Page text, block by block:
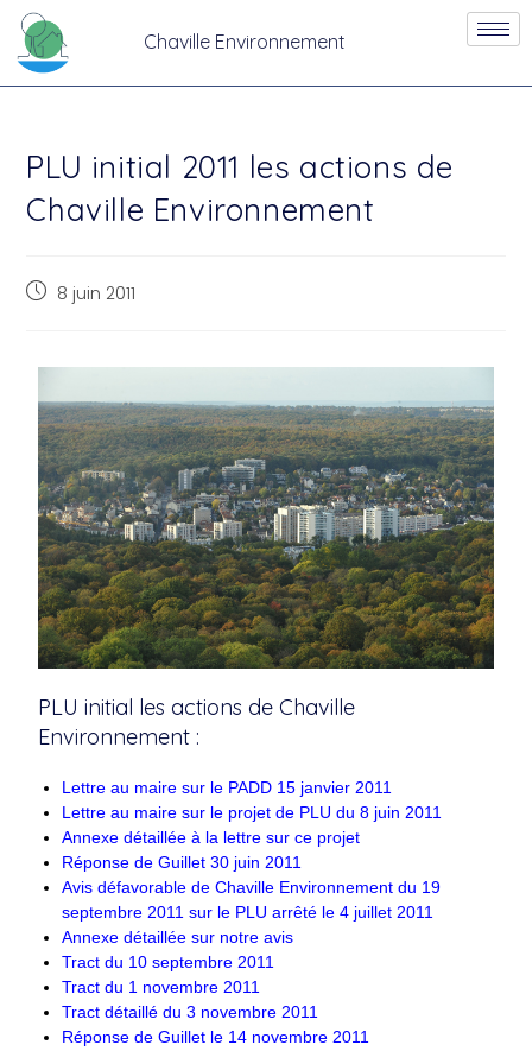
Chaville Environnement
PLU initial 2011 les actions de
Chaville Environnement
8 juin 2011
PLU initial les actions de Chaville
Environnement :
Lettre au maire sur le PADD 15 janvier 2011
Lettre au maire sur le projet de PLU du 8 juin 2011
Annexe détaillée à la lettre sur ce projet
Réponse de Guillet 30 juin 2011
Avis défavorable de Chaville Environnement du 19
septembre 2011 sur le PLU arrêté le 4 juillet 2011
Annexe détaillée sur notre avis
Tract du 10 septembre 2011
Tract du 1 novembre 2011
Tract détaillé du 3 novembre 2011
Réponse de Guillet le 14 novembre 2011